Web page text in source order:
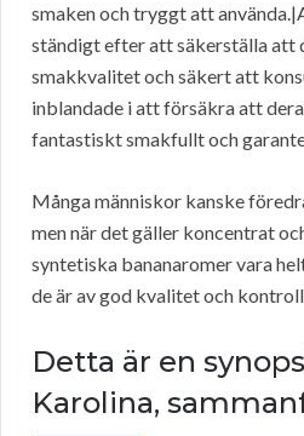
smaken och tryggt att
ständigt efter att säkerställa att
smakkvalitet och säkert att
inblandade i att försäkra att
fantastiskt smakfullt och
Många människor kanske
men när det gäller koncentrat
syntetiska bananaromer vara
de är av god kvalitet och
Detta är en
Karolina,